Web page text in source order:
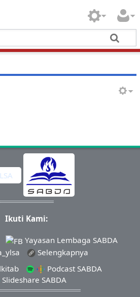
Ikuti Kami:
Yayasan Lembaga SABDA
Selengkapnya
Podcast SABDA
Slideshare SABDA